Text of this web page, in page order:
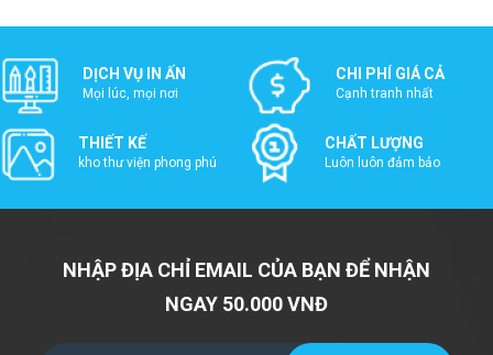
DỊCH VỤ IN ẤN
Mọi lúc, mọi nơi
CHI PHÍ GIÁ CẢ
Cạnh tranh nhất
THIẾT KẾ
kho thư viện phong phú
CHẤT LƯỢNG
Luôn luôn đảm bảo
NHẬP ĐỊA CHỈ EMAIL CỦA BẠN ĐỂ NHẬN
NGAY 50.000 VNĐ